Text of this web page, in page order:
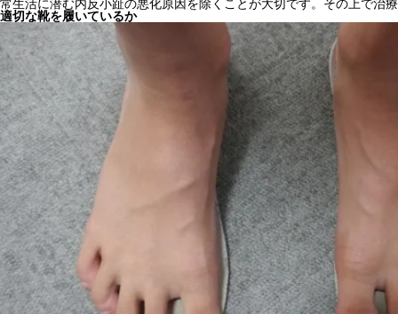
常生活に潜む内反小趾の悪化原因を除くことが大切です。その上で治
適切な靴を履いているか